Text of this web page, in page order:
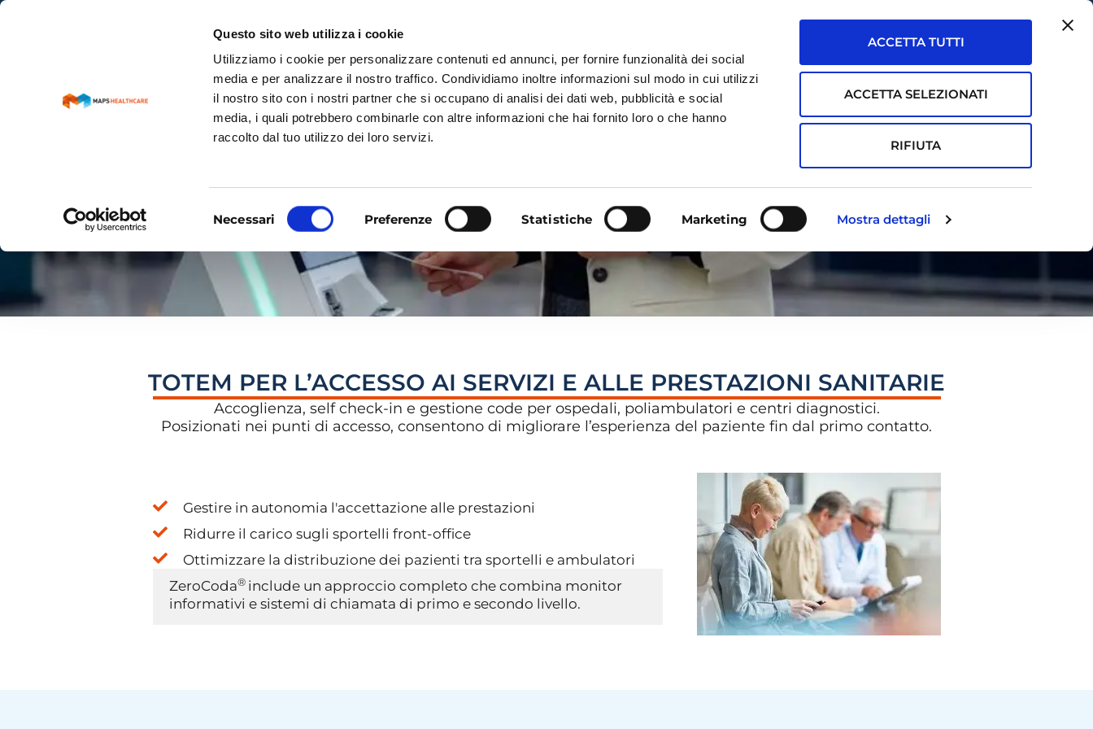
Questo sito web utilizza i cookie
Utilizziamo i cookie per personalizzare contenuti ed annunci, per fornire funzionalità dei social
media e per analizzare il nostro traffico. Condividiamo inoltre informazioni sul modo in cui utilizzi
il nostro sito con i nostri partner che si occupano di analisi dei dati web, pubblicità e social
media, i quali potrebbero combinarle con altre informazioni che hai fornito loro o che hanno
raccolto dal tuo utilizzo dei loro servizi.
del
Necessari Preferenze Statistiche Marketing Mostra dettagli
ACCETTA TUTTI
ACCETTA SELEZIONATI
RIFIUTA
ASSISTENZA
ZEROCODA ® ARTEXE® CONTATTA TOUCHPOINT RICHIEDI DEMO
TESEO
TOTEM PER L’ACCESSO AI SERVIZI E ALLE PRESTAZIONI SANITARIE
Accoglienza, self check-in e gestione code per ospedali, poliambulatori e centri diagnostici.
Posizionati nei punti di accesso, consentono di migliorare l’esperienza del paziente fin dal primo contatto.
Gestire in autonomia l'accettazione alle prestazioni
Ridurre il carico sugli sportelli front-office
Ottimizzare la distribuzione dei pazienti tra sportelli e ambulatori
ZeroCoda® include un approccio completo che combina monitor
informativi e sistemi di chiamata di primo e secondo livello.